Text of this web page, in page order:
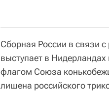
Сборная России в связи
выступает в
флагом Союза
лишена российского